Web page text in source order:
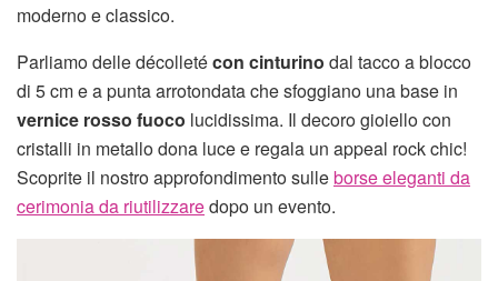
moderno e classico.
Parliamo delle décolletécon cinturino dal tacco a blocco
di 5 cm e a punta arrotondata che sfoggiano una base in
vernice rosso fuoco lucidissima. Il decoro gioiello con
cristalli in metallo dona luce e regala un appeal rock chic!
Scoprite il nostro approfondimento sulleborse eleganti da
cerimonia da riutilizzaredopo un evento.